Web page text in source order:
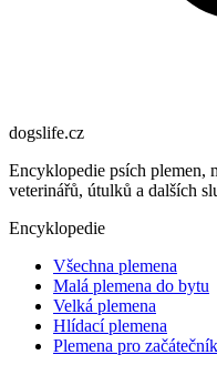
dogslife.cz
Encyklopedie psích plemen,
veterinářů, útulků a dalších
Encyklopedie
Všechna plemena
Malá plemena do bytu
Velká plemena
Hlídací plemena
Plemena pro